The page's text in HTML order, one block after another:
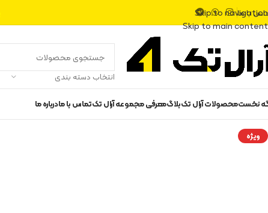
Skip to navigation
Skip to main content
با ما
انتخاب دسته بندی
نخستمحصولات آرال تکبلاگمعرفی مجموعه آرال تکتماس با مادرباره ما
ویژه